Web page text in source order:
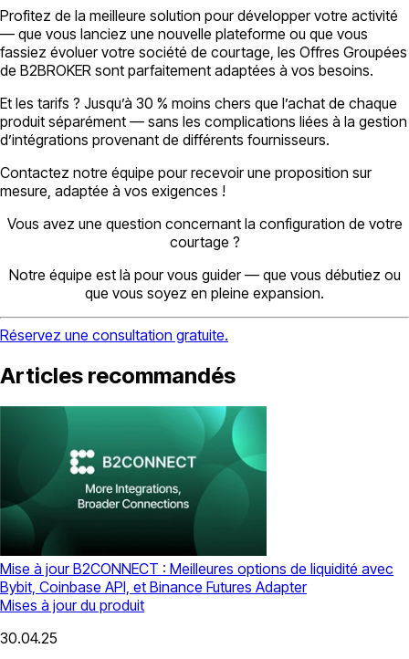
Profitez de la meilleure solution pour développer votre activité
— que vous lanciez une nouvelle plateforme ou que vous
fassiez évoluer votre société de courtage, les Offres Groupées
de B2BROKER sont parfaitement adaptées à vos besoins.
Et les tarifs ? Jusqu’à 30 % moins chers que l’achat de chaque
produit séparément — sans les complications liées à la gestion
d’intégrations provenant de différents fournisseurs.
Contactez notre équipe pour recevoir une proposition sur
mesure, adaptée à vos exigences !
Vous avez une question concernant la configuration de votre
courtage ?
Notre équipe est là pour vous guider — que vous débutiez ou
que vous soyez en pleine expansion.
Réservez une consultation gratuite.
Articles recommandés
Mise à jour B2CONNECT : Meilleures options de liquidité avec
Bybit, Coinbase API, et Binance Futures Adapter
Mises à jour du produit
30.04.25